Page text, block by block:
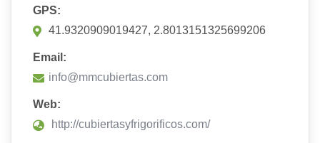
GPS:
41.9320909019427, 2.8013151325699206
Email:
info@mmcubiertas.com
Web:
http://cubiertasyfrigorificos.com/